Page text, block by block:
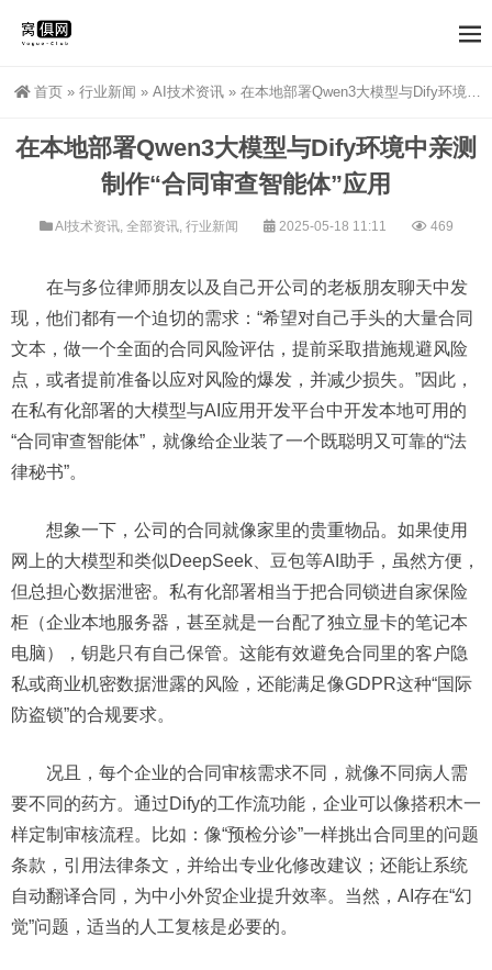
首页 » 行业新闻 » AI技术资讯 » 在本地部署Qwen3大模型与Dify环境中亲测制作“合同审查智能体”应用
在本地部署Qwen3大模型与Dify环境中亲测
制作“合同审查智能体”应用
AI技术资讯, 全部资讯, 行业新闻 2025-05-18 11:11 469
在与多位律师朋友以及自己开公司的老板朋友聊天中发
现，他们都有一个迫切的需求：“希望对自己手头的大量合同
文本，做一个全面的合同风险评估，提前采取措施规避风险
点，或者提前准备以应对风险的爆发，并减少损失。”因此，
在私有化部署的大模型与AI应用开发平台中开发本地可用的
“合同审查智能体”，就像给企业装了一个既聪明又可靠的“法
律秘书”。
想象一下，公司的合同就像家里的贵重物品。如果使用
网上的大模型和类似DeepSeek、豆包等AI助手，虽然方便，
但总担心数据泄密。私有化部署相当于把合同锁进自家保险
柜（企业本地服务器，甚至就是一台配了独立显卡的笔记本
电脑），钥匙只有自己保管。这能有效避免合同里的客户隐
私或商业机密数据泄露的风险，还能满足像GDPR这种“国际
防盗锁”的合规要求。
况且，每个企业的合同审核需求不同，就像不同病人需
要不同的药方。通过Dify的工作流功能，企业可以像搭积木一
样定制审核流程。比如：像“预检分诊”一样挑出合同里的问题
条款，引用法律条文，并给出专业化修改建议；还能让系统
自动翻译合同，为中小外贸企业提升效率。当然，AI存在“幻
觉”问题，适当的人工复核是必要的。